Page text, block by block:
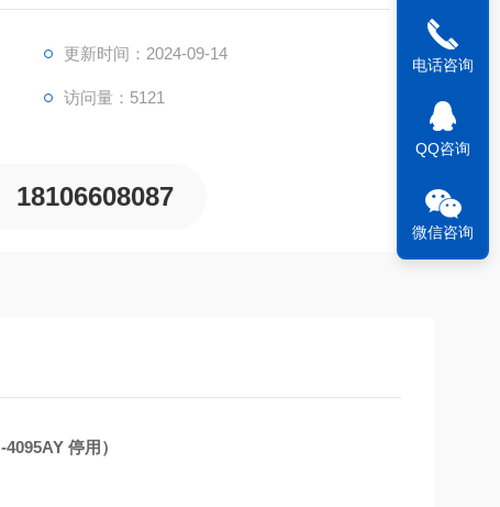
更新时间：2024-09-14
访问量：5121
18106608087
4095AY 停用）
电话咨询
QQ咨询
微信咨询